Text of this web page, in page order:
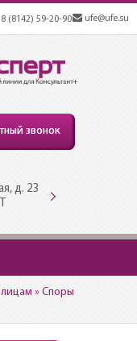
(8142) 59-20-90 ufe@ufe.su
звонок
д. 23
Левашовский
Офис открыт с
» Споры